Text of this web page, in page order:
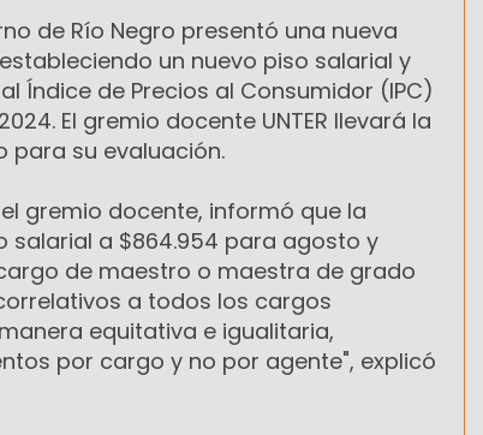
de Río Negro presentó una nueva
un nuevo piso salarial y
Índice de Precios al Consumidor (IPC)
El gremio docente UNTER llevará la
para su evaluación.
gremio docente, informó que la
salarial a $864.954 para agosto y
de maestro o maestra de grado
a todos los cargos
equitativa e igualitaria,
por cargo y no por agente", explicó